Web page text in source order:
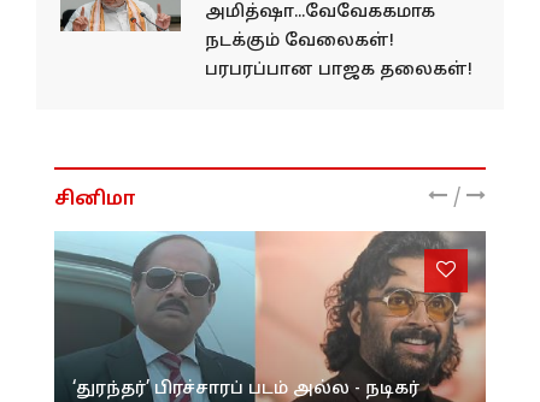
அமித்ஷா...வேவேககமாக
நடக்கும் வேலைகள்!
பரபரப்பான பாஜக தலைகள்!
சினிமா /
‘துரந்தர்’ பிரச்சாரப் படம் அல்ல - நடிகர்